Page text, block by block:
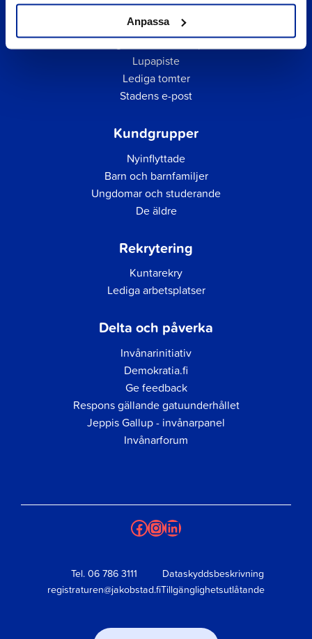
Anpassa
Företagsregister
Daghemmens och skolornas matsedel
Faktureringsadress för inköpsfakturor
Lupapiste
Lediga tomter
Stadens e-post
Kundgrupper
Nyinflyttade
Barn och barnfamiljer
Ungdomar och studerande
De äldre
Rekrytering
Kuntarekry
Lediga arbetsplatser
Delta och påverka
Invånarinitiativ
Demokratia.fi
Ge feedback
Respons gällande gatuunderhållet
Jeppis Gallup - invånarpanel
Invånarforum
Facebook
Instagram
LinkedIn
Tel. 06 786 3111
registraturen@jakobstad.fi
Dataskyddsbeskrivning
Tillgänglighetsutlåtande